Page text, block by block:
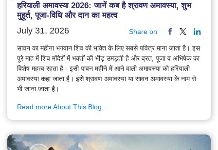
हरियाली अमावस्या 2026: जानें कब है श्रावण अमावस्या, शुभ
मुहूर्त, पूजा-विधि और दान का महत्व
July 31, 2026 Share on
सावन का महीना भगवान शिव की भक्ति के लिए सबसे पवित्र माना जाता है। इस
पूरे माह में शिव मंदिरों में भक्तों की भीड़ उमड़ती है और व्रत, पूजा व अभिषेक का
विशेष महत्व रहता है। इसी पावन महीने में आने वाली अमावस्या को हरियाली
अमावस्या कहा जाता है। इसे श्रावण अमावस्या या सावन अमावस्या के नाम से
भी जाना जाता है।
Read more About This Blog...